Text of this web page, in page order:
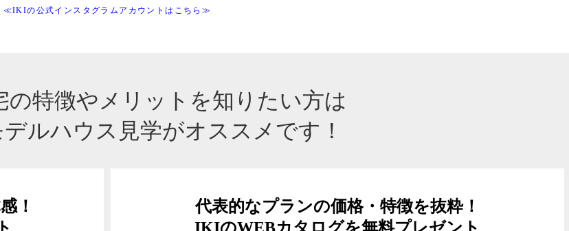
≪IKIの公式インスタグラムアカウントはこちら≫
の特徴やメリットを知りたい方は
ルハウス見学がオススメです！
！
代表的なプランの価格・特徴を抜粋！